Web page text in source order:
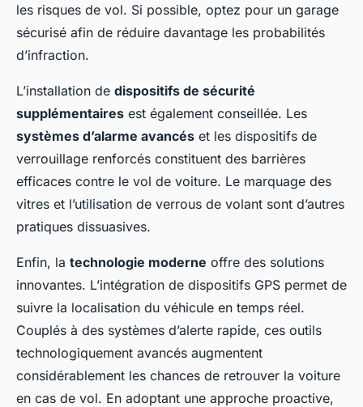
les risques de vol. Si possible, optez pour un garage
sécurisé afin de réduire davantage les probabilités
d’infraction.
L’installation de dispositifs de sécurité
supplémentaires est également conseillée. Les
systèmes d’alarme avancés et les dispositifs de
verrouillage renforcés constituent des barrières
efficaces contre le vol de voiture. Le marquage des
vitres et l’utilisation de verrous de volant sont d’autres
pratiques dissuasives.
Enfin, la technologie moderne offre des solutions
innovantes. L’intégration de dispositifs GPS permet de
suivre la localisation du véhicule en temps réel.
Couplés à des systèmes d’alerte rapide, ces outils
technologiquement avancés augmentent
considérablement les chances de retrouver la voiture
en cas de vol. En adoptant une approche proactive,